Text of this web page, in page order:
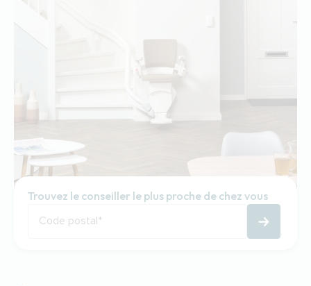
Trouvez le conseiller le plus proche de chez vous
Code postal*